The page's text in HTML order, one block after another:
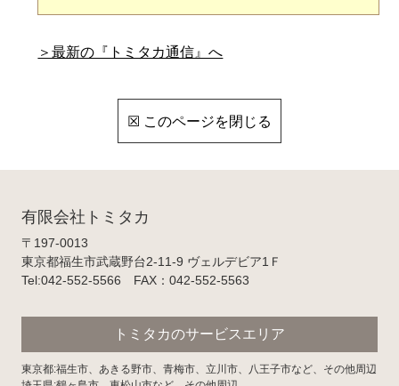
＞最新の『トミタカ通信』へ
☒ このページを閉じる
有限会社トミタカ
〒197-0013
東京都福生市武蔵野台2-11-9 ヴェルデビア1Ｆ
Tel:042-552-5566 FAX：042-552-5563
トミタカのサービスエリア
東京都:福生市、あきる野市、青梅市、立川市、八王子市など、その他周辺